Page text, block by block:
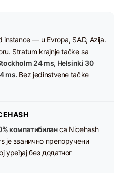
— u Evropa, SAD, Azija.
Stratum krajnje tačke sa
24 ms, Helsinki 30
ms. Bez jedinstvene tačke
компатибиланса Nicehash
је званично препоручени
уређај без додатног